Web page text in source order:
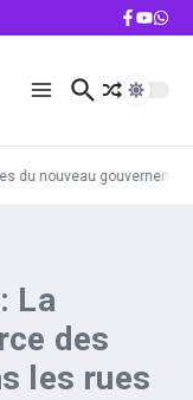
du nouveau gouvernement
La
des
les rues